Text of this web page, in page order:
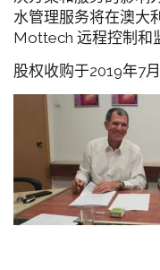
水管理服务将在澳大
Mottech 远程控制和
股权收购于2019年7月